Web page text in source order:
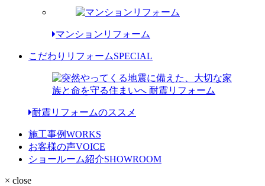
マンションリフォーム
こだわりリフォームSPECIAL
耐震リフォームのススメ
施工事例WORKS
お客様の声VOICE
ショールーム紹介SHOWROOM
× close